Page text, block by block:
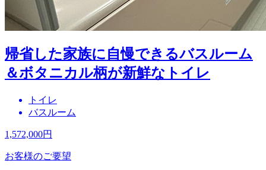
帰省した家族に自慢できるバスルーム
＆ボタニカル柄が新鮮なトイレ
トイレ
バスルーム
1,572,000円
お客様のご要望